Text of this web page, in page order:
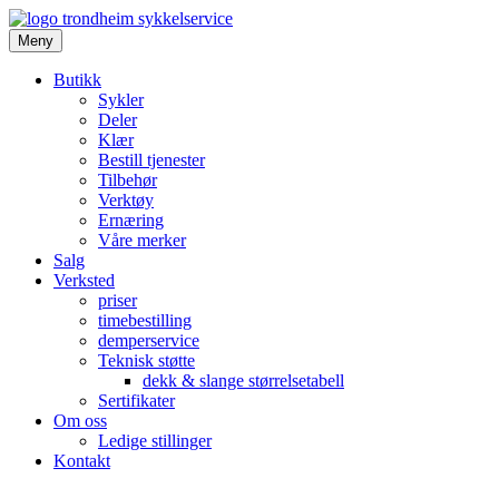
Meny
Butikk
Sykler
Deler
Klær
Bestill tjenester
Tilbehør
Verktøy
Ernæring
Våre merker
Salg
Verksted
priser
timebestilling
demperservice
Teknisk støtte
dekk & slange størrelsetabell
Sertifikater
Om oss
Ledige stillinger
Kontakt